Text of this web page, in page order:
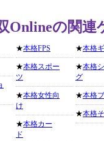
Onlineの関
★本格FPS
★本格スポー
ツ
★本格女性向
け
★本格カー
ド
★本格
★本格
グ
★本格
★本格